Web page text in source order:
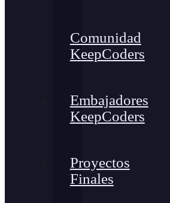
Comunidad
KeepCoders
Embajadores
KeepCoders
Proyectos
Finales